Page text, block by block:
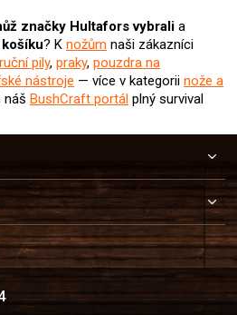
značky Hultaforsvybrali a
? K nožům naši zákazníci
ruční pily, praky, pouzdra na
nástroje — více v kategorii nože a
náš BushCraft portál plný survival